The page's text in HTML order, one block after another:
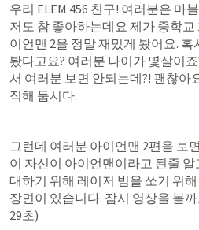
우리 ELEM 456 친구! 여러분은 마
저도 참 좋아하는데요 제가 중학
이언맨 2을 정말 재밌게 봤어요.
봤다고요? 여러분 나이가 몇살이
서 여러분 보면 안되는데?! 괜찮아
직해 둡시다.
그런데 여러분 아이언맨 2편을 보
이 자신이 아이언맨이라고 된줄
대하기 위해 레이저 빔을 쏘기 위
장면이 있습니다. 잠시 영상을 볼
29초)